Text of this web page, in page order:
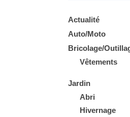
Actualité
Auto/Moto
Bricolage/
Vêtements
Jardin
Abri
Hivernage